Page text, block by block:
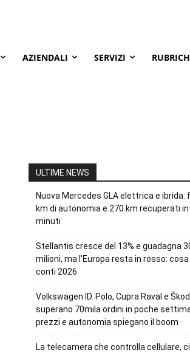
AZIENDALI SERVIZI
ULTIME NEWS
Nuova Mercedes GLA elettrica e ibrida:
km di autonomia e 270 km recuperati in
minuti
Stellantis cresce del 13% e guadagna
milioni, ma l’Europa resta in rosso:
conti 2026
Volkswagen ID. Polo, Cupra Raval e
superano 70mila ordini in poche
prezzi e autonomia spiegano il boom
La telecamera che controlla cellulare,